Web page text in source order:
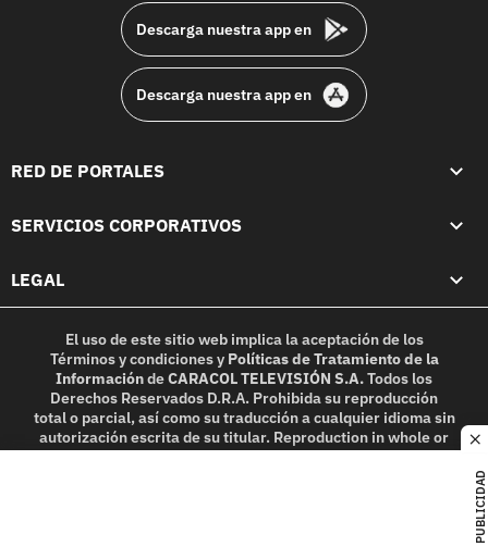
PUBLICIDAD
Descarga nuestra app en
Descarga nuestra app en
RED DE PORTALES
SERVICIOS CORPORATIVOS
LEGAL
El uso de este sitio web implica la aceptación de los
Términos y condicionesy Políticas de Tratamiento de la
InformacióndeCARACOL TELEVISIÓN S.A.Todos los
Derechos Reservados D.R.A. Prohibida su reproducción
total o parcial, así como su traducción a cualquier idioma sin
autorización escrita de su titular. Reproduction in whole or
in part, or translation without written permission is